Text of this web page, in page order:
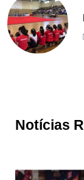
Notícias